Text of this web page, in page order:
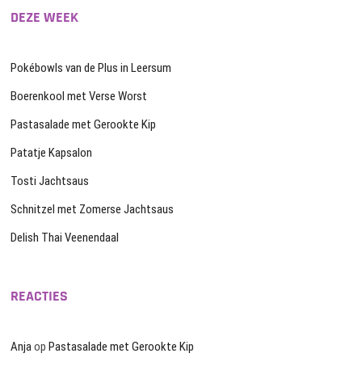
DEZE WEEK
Pokébowls van de Plus in Leersum
Boerenkool met Verse Worst
Pastasalade met Gerookte Kip
Patatje Kapsalon
Tosti Jachtsaus
Schnitzel met Zomerse Jachtsaus
Delish Thai Veenendaal
REACTIES
AnjaopPastasalade met Gerookte Kip